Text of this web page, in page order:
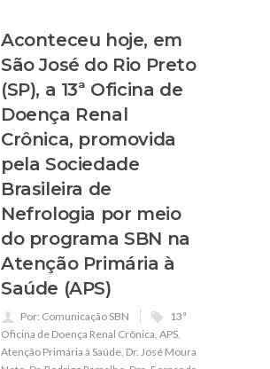
Aconteceu hoje, em
São José do Rio Preto
(SP), a 13ª Oficina de
Doença Renal
Crônica, promovida
pela Sociedade
Brasileira de
Nefrologia por meio
do programa SBN na
Atenção Primária à
Saúde (APS)
Por: Comunicação SBN
13ª
Oficina de Doença Renal Crônica APS
Atenção Primária à Saúde Dr. José Moura